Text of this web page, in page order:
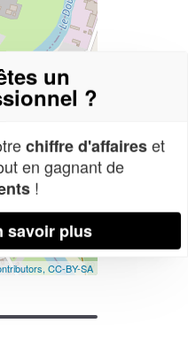
CC-BY-SA
un
?
chiffre d'affaireset
en gagnant de
!
savoir plus